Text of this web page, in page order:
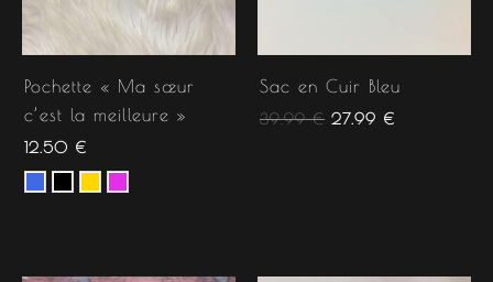
Pochette « Ma sœur
c’est la meilleure »
12.50 €
Sac en Cuir Bleu
39.99€ 27.99 €